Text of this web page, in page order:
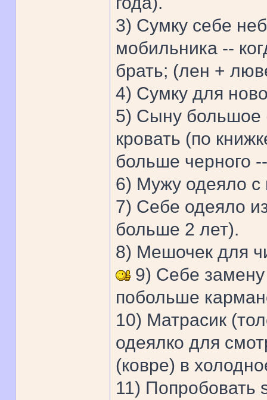
3) Сумку себе
мобильника --
брать; (лен +
4) Сумку для
5) Сыну большое
кровать (по
больше черного
6) Мужу одеяло
7) Себе одеяло
больше 2 лет).
8) Мешочек для
9) Себе
побольше
10) Матрасик
одеялко для
(ковре) в
11) Попробовать